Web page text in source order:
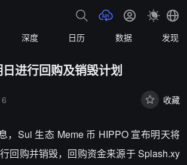
深度 日历 数据 发现
进行回购及销毁计划
收藏
，Sui 生态 Meme 币 HIPPO 宣布明天将
回购并销毁，回购资金来源于 Splash.xy